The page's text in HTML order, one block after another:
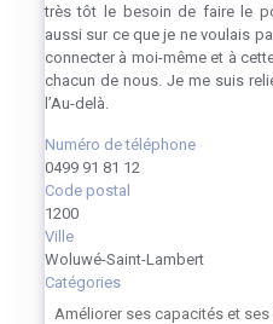
très tôt le besoin de faire le
aussi sur ce que je ne voulais
connecter à moi-même et à
chacun de nous. Je me suis
l’Au-delà.
Numéro de téléphone
0499 91 81 12
Code postal
1200
Ville
Woluwé-Saint-Lambert
Catégories
Améliorer ses capacités et